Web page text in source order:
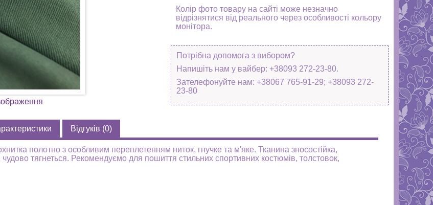
Колір фото товару на сайті може незначно
відрізнятися від реального через особливості кольору
монітора.
Потрібна допомога з вибором?
Напишіть нам у вайбер: +38093 272-23-80.
Зателефонуйте нам: +38067 765-91-29; +38093 272-
23-80
Відгуків (0)
полотно з особливим переплетенням ниток, гнучке та м'яке. Тканина зносостійка,
чудово тягнеться. Рекомендуємо для пошиття стильних спортивних костюмів, толстовок,